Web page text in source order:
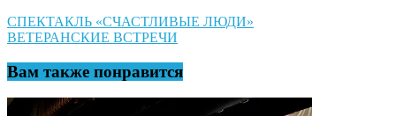
Навигация
по
записям
СПЕКТАКЛЬ «СЧАСТЛИВЫЕ ЛЮДИ»
ВЕТЕРАНСКИЕ ВСТРЕЧИ
Вам также понравится